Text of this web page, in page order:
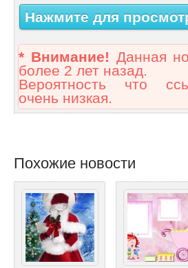
Нажмите для
* Внимание! Данная
более 2 лет назад.
Вероятность что
очень низкая.
Похожие новости